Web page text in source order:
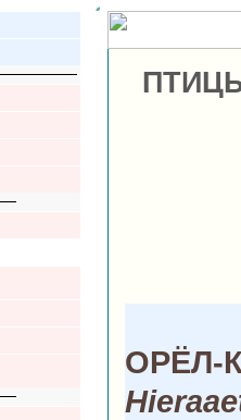
ОРЁЛ-